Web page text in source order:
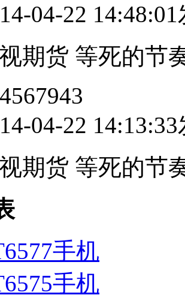
04-22
期货 等死的节
04-22
期货 等死的节
手机
手机